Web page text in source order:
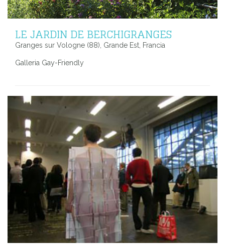
LE JARDIN DE BERCHIGRANGES
Granges sur Vologne (88), Grande Est, Francia
Galleria Gay-Friendly